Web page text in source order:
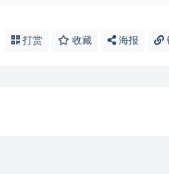
打赏 收藏 海报